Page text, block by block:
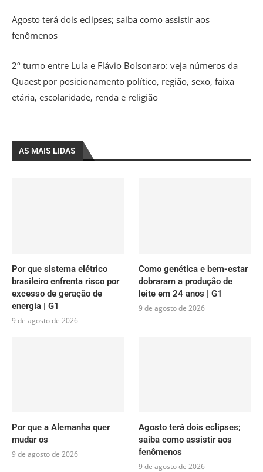
Agosto terá dois eclipses; saiba como assistir aos
fenômenos
2º turno entre Lula e Flávio Bolsonaro: veja números da
Quaest por posicionamento político, região, sexo, faixa
etária, escolaridade, renda e religião
AS MAIS LIDAS
Por que sistema elétrico
brasileiro enfrenta risco por
excesso de geração de
energia | G1
9 de agosto de 2026
Como genética e bem-estar
dobraram a produção de
leite em 24 anos | G1
9 de agosto de 2026
Por que a Alemanha quer
mudar os
9 de agosto de 2026
Agosto terá dois eclipses;
saiba como assistir aos
fenômenos
9 de agosto de 2026